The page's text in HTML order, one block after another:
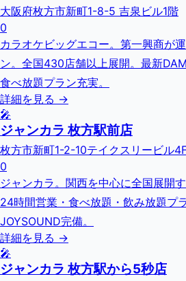
大阪府枚方市新町1-8-5 吉泉ビル1階
0
カラオケビッグエコー。第一興商が
ン。全国430店舗以上展開。最新
食べ放題プラン充実。
詳細を見る →
🎤
ジャンカラ 枚方駅前店
枚方市新町1-2-10テイクスリービル
0
ジャンカラ。関西を中心に全国展開
24時間営業・食べ放題・飲み放題プ
JOYSOUND完備。
詳細を見る →
🎤
ジャンカラ 枚方駅から5秒店